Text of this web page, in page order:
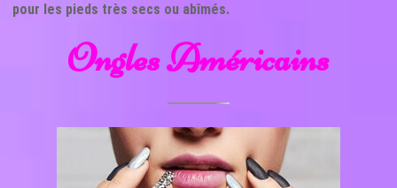
pour les pieds très secs ou abîmés.
Ongles Américains